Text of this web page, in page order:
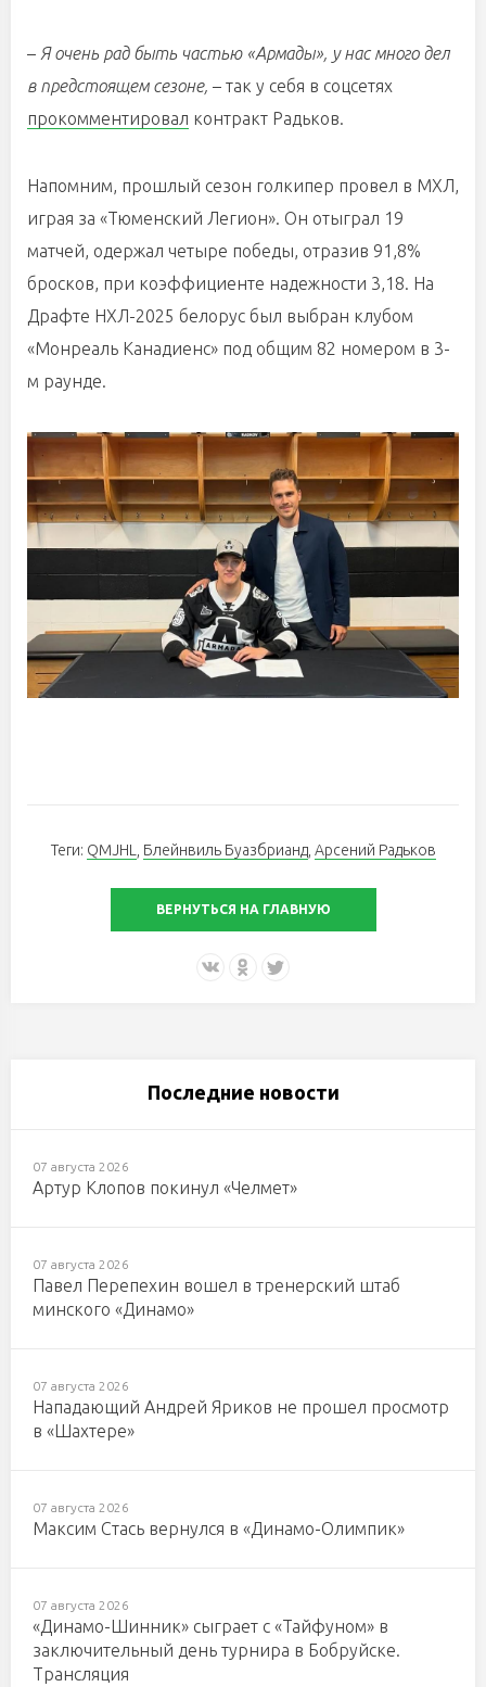
– Я очень рад быть частью «Армады», у нас много дел
в предстоящем сезоне, – так у себя в соцсетях
прокомментировал контракт Радьков.
Напомним, прошлый сезон голкипер провел в МХЛ,
играя за «Тюменский Легион». Он отыграл 19
матчей, одержал четыре победы, отразив 91,8%
бросков, при коэффициенте надежности 3,18. На
Драфте НХЛ-2025 белорус был выбран клубом
«Монреаль Канадиенс» под общим 82 номером в 3-
м раунде.
Теги: QMJHL Блейнвиль Буазбрианд, Арсений Радьков
ВЕРНУТЬСЯ НА ГЛАВНУЮ
Последние новости
07 августа 2026
Артур Клопов покинул «Челмет»
07 августа 2026
Павел Перепехин вошел в тренерский штаб
минского «Динамо»
07 августа 2026
Нападающий Андрей Яриков не прошел просмотр
в «Шахтере»
07 августа 2026
Максим Стась вернулся в «Динамо-Олимпик»
07 августа 2026
«Динамо-Шинник» сыграет с «Тайфуном» в
заключительный день турнира в Бобруйске.
Трансляция